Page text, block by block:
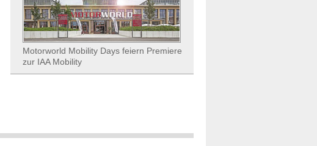
Motorworld Mobility Days feiern Premiere
zur IAA Mobility